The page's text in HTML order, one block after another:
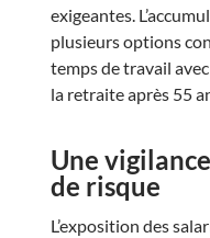
exigeantes.
plusieurs options
temps de travail
la retraite après 55
Une
de risque
L’exposition des